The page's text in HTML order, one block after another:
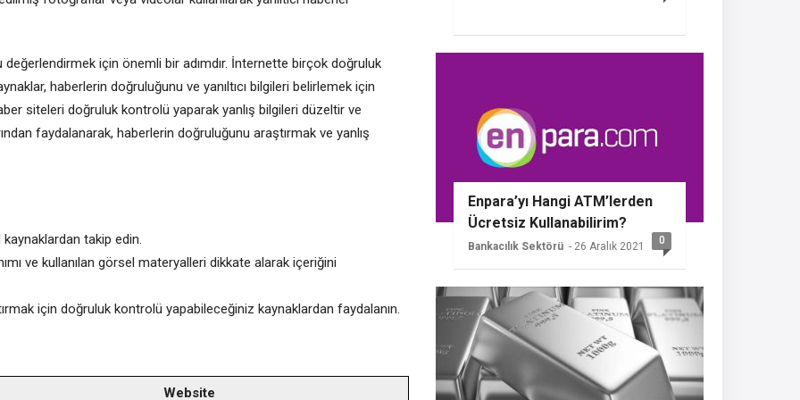
için önemli bir adımdır. İnternette birçok doğruluk
haberlerin doğruluğunu ve yanıltıcı bilgileri belirlemek için
siteleri doğruluk kontrolü yaparak yanlış bilgileri düzeltir ve
faydalanarak, haberlerin doğruluğunu araştırmak ve yanlış
takip edin.
ve kullanılan görsel materyalleri dikkate alarak içeriğini
için doğruluk kontrolü yapabileceğiniz kaynaklardan faydalanın.
Website
Enpara’yı Hangi ATM’lerden
Ücretsiz Kullanabilirim?
Bankacılık Sektörü - 26 Aralık 2021 0